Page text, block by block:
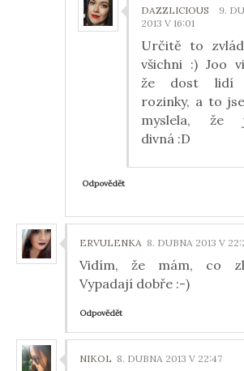
DAZZLICIOUS
9.
2013 V 16:01
Určitě to
všichni :) Joo
že dost lidí
rozinky, a to
myslela, že
divná :D
Odpovědět
ERVULENKA 8. DUBNA 2013 V
Vidím, že mám, co
Vypadají dobře :-)
Odpovědět
NIKOL 8. DUBNA 2013 V 22:47